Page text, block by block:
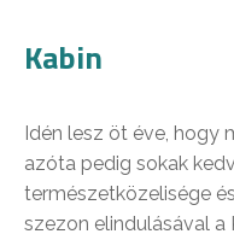
Kabin
Idén lesz öt éve, hogy
azóta pedig sokak
természetközelisége
szezon elindulásával a